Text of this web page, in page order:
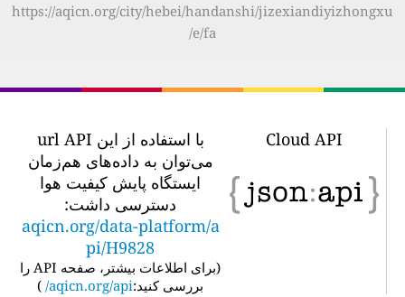
https://aqicn.org/city/hebei/handanshi/jizexiandiyizhongxu
e/fa/
Cloud API
با استفاده از این url API
می‌توان به داده‌های هم‌زمان
ایستگاه پایش کیفیت هوا
دسترسی داشت:
aqicn.org/data-platform/a
pi/H9828
برای اطلاعات بیشتر، صفحه API را
بررسی کنید:aqicn.org/api/
)